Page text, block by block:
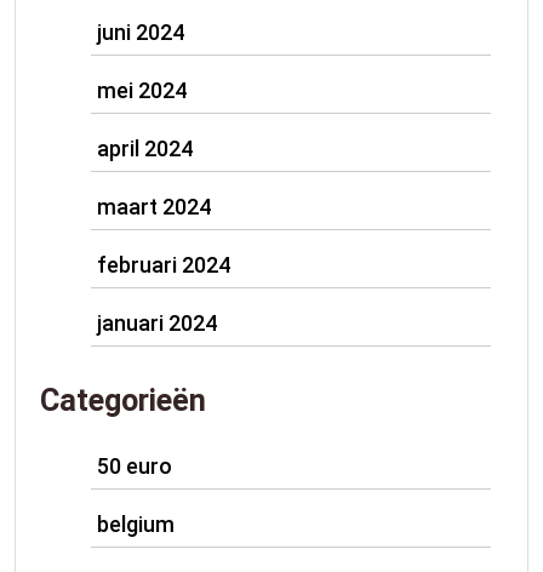
juni 2024
mei 2024
april 2024
maart 2024
februari 2024
januari 2024
Categorieën
50 euro
belgium